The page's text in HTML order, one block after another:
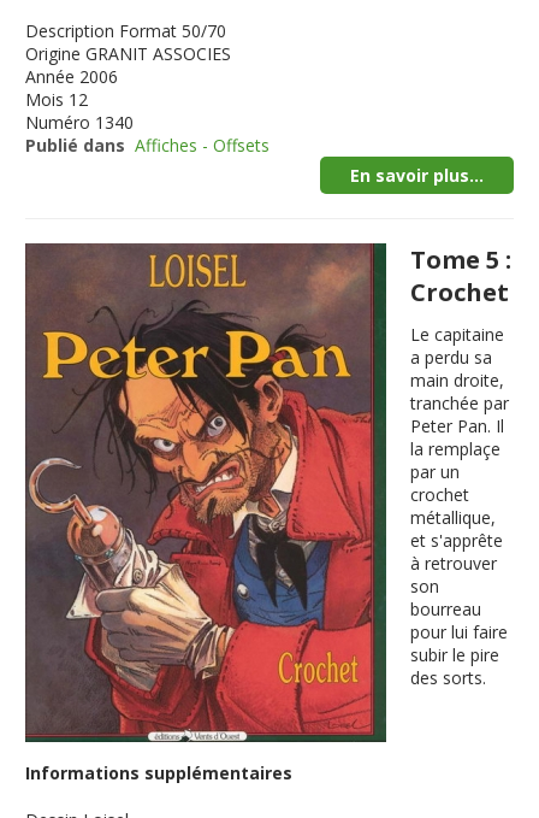
Description Format 50/70
Origine GRANIT ASSOCIES
Année 2006
Mois 12
Numéro 1340
Publié dans Affiches - Offsets
En savoir plus...
Tome 5 :
Crochet
Le capitaine
a perdu sa
main droite,
tranchée par
Peter Pan. Il
la remplaçe
par un
crochet
métallique,
et s'apprête
à retrouver
son
bourreau
pour lui faire
subir le pire
des sorts.
Informations supplémentaires